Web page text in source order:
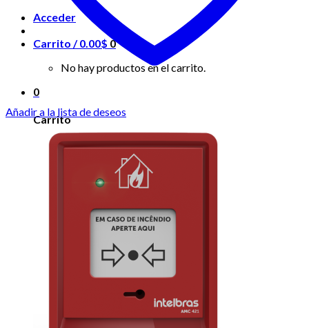
Acceder
Carrito /0.00$ 0
No hay productos en el carrito.
0
Carrito
No hay productos en el carrito.
Añadir a la lista de deseos